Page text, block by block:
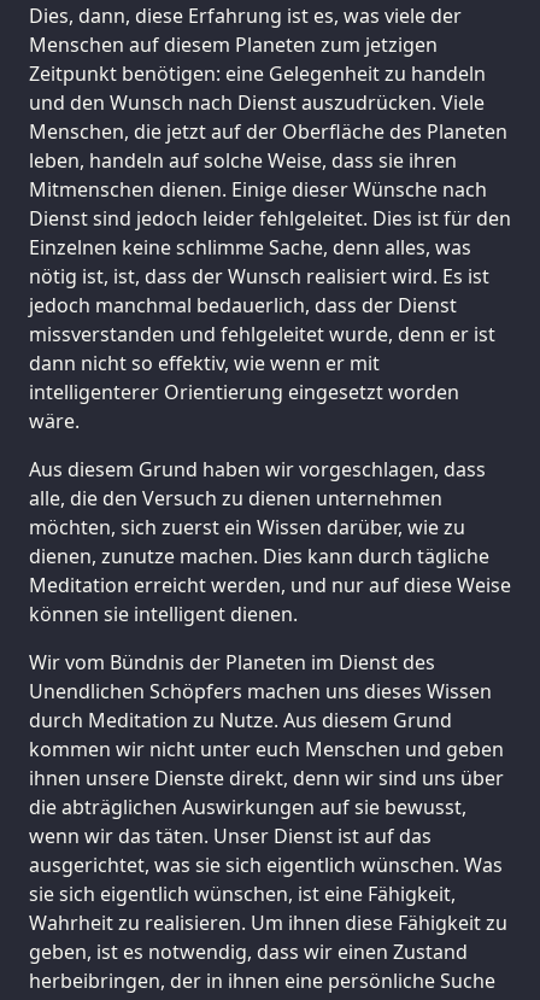
Dies, dann, diese Erfahrung ist es, was viele der
Menschen auf diesem Planeten zum jetzigen
Zeitpunkt benötigen: eine Gelegenheit zu handeln
und den Wunsch nach Dienst auszudrücken. Viele
Menschen, die jetzt auf der Oberfläche des Planeten
leben, handeln auf solche Weise, dass sie ihren
Mitmenschen dienen. Einige dieser Wünsche nach
Dienst sind jedoch leider fehlgeleitet. Dies ist für den
Einzelnen keine schlimme Sache, denn alles, was
nötig ist, ist, dass der Wunsch realisiert wird. Es ist
jedoch manchmal bedauerlich, dass der Dienst
missverstanden und fehlgeleitet wurde, denn er ist
dann nicht so effektiv, wie wenn er mit
intelligenterer Orientierung eingesetzt worden
wäre.
Aus diesem Grund haben wir vorgeschlagen, dass
alle, die den Versuch zu dienen unternehmen
möchten, sich zuerst ein Wissen darüber, wie zu
dienen, zunutze machen. Dies kann durch tägliche
Meditation erreicht werden, und nur auf diese Weise
können sie intelligent dienen.
Wir vom Bündnis der Planeten im Dienst des
Unendlichen Schöpfers machen uns dieses Wissen
durch Meditation zu Nutze. Aus diesem Grund
kommen wir nicht unter euch Menschen und geben
ihnen unsere Dienste direkt, denn wir sind uns über
die abträglichen Auswirkungen auf sie bewusst,
wenn wir das täten. Unser Dienst ist auf das
ausgerichtet, was sie sich eigentlich wünschen. Was
sie sich eigentlich wünschen, ist eine Fähigkeit,
Wahrheit zu realisieren. Um ihnen diese Fähigkeit zu
geben, ist es notwendig, dass wir einen Zustand
herbeibringen, der in ihnen eine persönliche Suche